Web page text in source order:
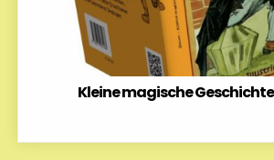
Kleine magische